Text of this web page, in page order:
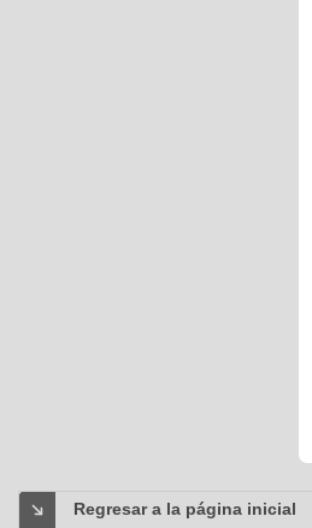
Regresar a la página inicial